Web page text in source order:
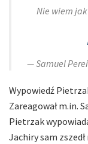
Nie wiem
— Samuel
Wypowiedź
Zareagował m.in.
Pietrzak
Jachiry sam